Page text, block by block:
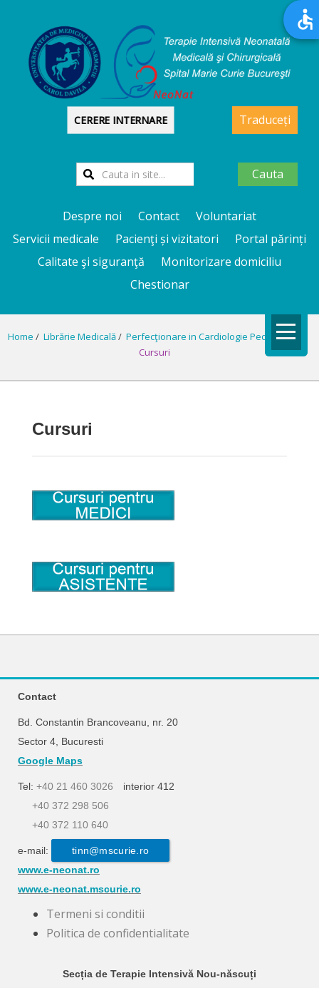
CERERE INTERNARE
Cauta
Traduceți
Despre noi Contact
Voluntariat
Servicii medicale
Pacienţi și vizitatori
Portal părinți
Calitate şi siguranţă
Monitorizare domiciliu
Chestionar
Home / Librărie Medicală/ Perfecţionare in Cardiologie Pediatrică/
Cursuri
Cursuri
Contact
Bd. Constantin Brancoveanu, nr. 20
Sector 4, Bucuresti
Google Maps
Tel: +40 21 460 3026
interior 412
+40 372 298 506
+40 372 110 640
e-mail:
tinn@mscurie.ro
www.e-neonat.ro
www.e-neonat.mscurie.ro
Termeni si conditii
Politica de confidentialitate
Secția de Terapie Intensivă Nou-născuți